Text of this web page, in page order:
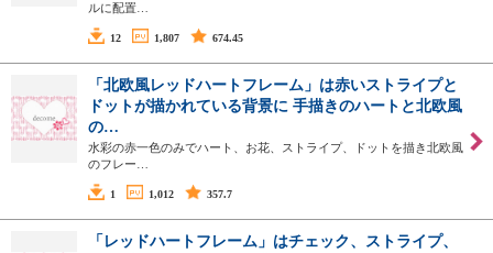
ルに配置…
12 1,807 674.45
「北欧風レッドハートフレーム」は赤いストライプと
ドットが描かれている背景に 手描きのハートと北欧風
の…
水彩の赤一色のみでハート、お花、ストライプ、ドットを描き北欧風
のフレー…
1 1,012 357.7
「レッドハートフレーム」はチェック、ストライプ、